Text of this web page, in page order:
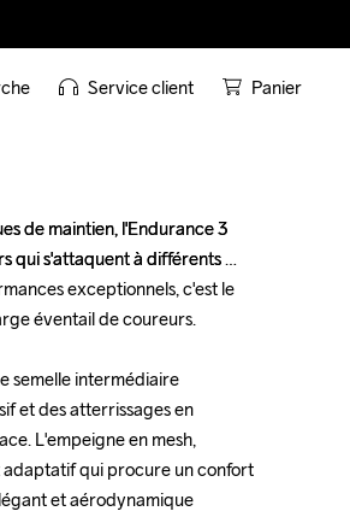
Service client Panier
de maintien, l'Endurance 3
qui s'attaquent à différents
exceptionnels, c'est le
éventail de coureurs.
semelle intermédiaire
et des atterrissages en
L'empeigne en mesh,
adaptatif qui procure un confort
et aérodynamique
de maintien, l'Endurance 3
qui s'attaquent à différents
exceptionnels, c'est le
éventail de coureurs.
semelle intermédiaire
et des atterrissages en
L'empeigne en mesh,
adaptatif qui procure un confort
et aérodynamique